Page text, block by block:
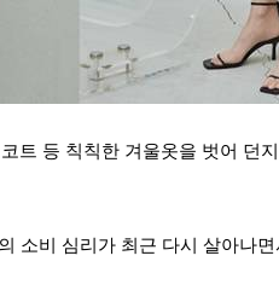
트 등 칙칙한 겨울옷을 벗어 던
소비 심리가 최근 다시 살아나